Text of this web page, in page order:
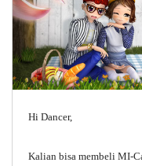
Hi Dancer,
Kalian bisa membeli MI-